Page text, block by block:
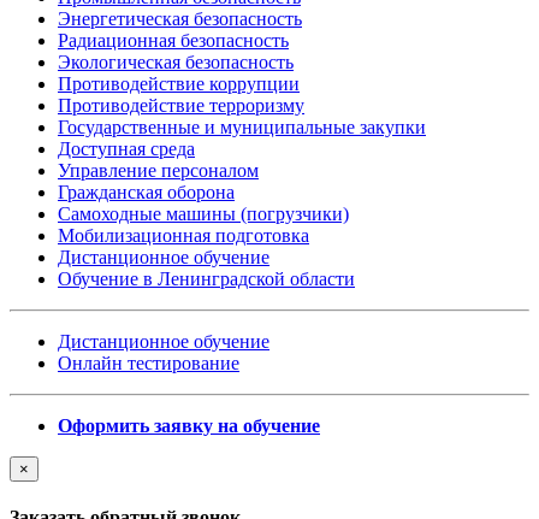
Энергетическая безопасность
Радиационная безопасность
Экологическая безопасность
Противодействие коррупции
Противодействие терроризму
Государственные и муниципальные закупки
Доступная среда
Управление персоналом
Гражданская оборона
Самоходные машины (погрузчики)
Мобилизационная подготовка
Дистанционное обучение
Обучение в Ленинградской области
Дистанционное обучение
Онлайн тестирование
Оформить заявку на обучение
×